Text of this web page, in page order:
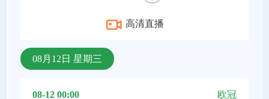
高清直播
08月12日 星期三
08-12 00:00 欧冠